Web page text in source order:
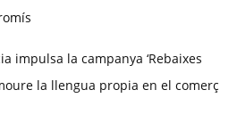
impulsa la campanya ‘Rebaixes
la llengua propia en el comerç